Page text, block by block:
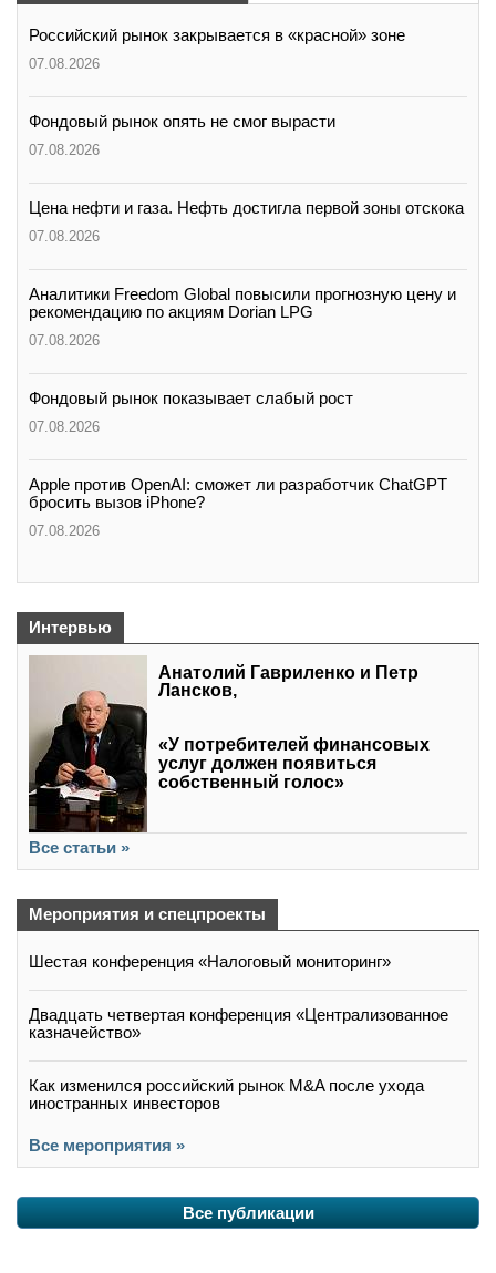
Российский рынок закрывается в «красной» зоне
07.08.2026
Фондовый рынок опять не смог вырасти
07.08.2026
Цена нефти и газа. Нефть достигла первой зоны отскока
07.08.2026
Аналитики Freedom Global повысили прогнозную цену и
рекомендацию по акциям Dorian LPG
07.08.2026
Фондовый рынок показывает слабый рост
07.08.2026
Apple против OpenAI: сможет ли разработчик ChatGPT
бросить вызов iPhone?
07.08.2026
Интервью
Анатолий Гавриленко и Петр
Лансков,
«У потребителей финансовых
услуг должен появиться
собственный голос»
Все статьи »
Мероприятия и спецпроекты
Шестая конференция «Налоговый мониторинг»
Двадцать четвертая конференция «Централизованное
казначейство»
Как изменился российский рынок M&A после ухода
иностранных инвесторов
Все мероприятия »
Все публикации